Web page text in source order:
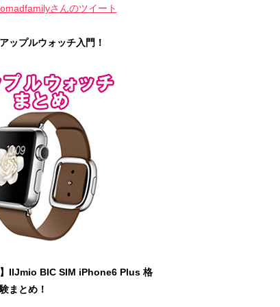
さんのツイート
ップルウォッチ入門！
】IIJmio BIC SIM iPhone6 Plus 格
まとめ！